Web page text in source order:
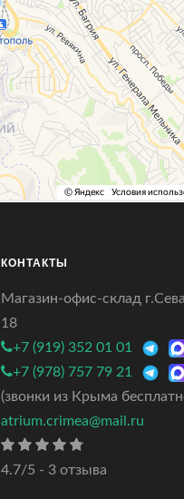
КОНТАКТЫ
Магазин-офис-склад
18
+7 (919) 352 01 01
+7 (978) 757 79 21
(звонки из Крыма
atrium.crimea@mail.ru
4.7/5 - 3 отзыва